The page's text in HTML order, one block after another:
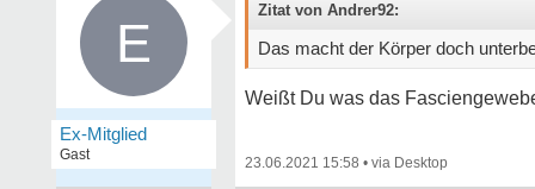
E
Ex-Mitglied
Gast
Zitat von Andrer92:
Das macht der Körper doch
Weißt Du was das
23.06.2021 15:58 •